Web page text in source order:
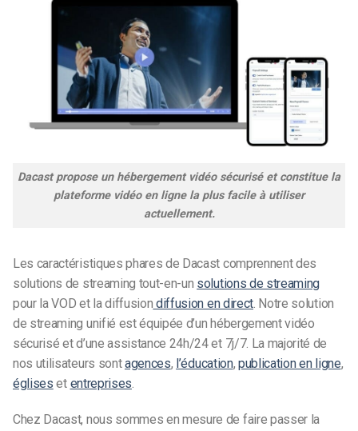
Dacast propose un hébergement vidéo sécurisé et constitue la
plateforme vidéo en ligne la plus facile à utiliser
actuellement.
Les caractéristiques phares de Dacast comprennent des
solutions de streaming tout-en-un solutions de streaming
pour la VOD et la diffusion diffusion en direct. Notre solution
de streaming unifié est équipée d’un hébergement vidéo
sécurisé et d’une assistance 24h/24 et 7j/7. La majorité de
nos utilisateurs sontagences, l’éducation, publication en ligne,
églises et entreprises
Chez Dacast, nous sommes en mesure de faire passer la